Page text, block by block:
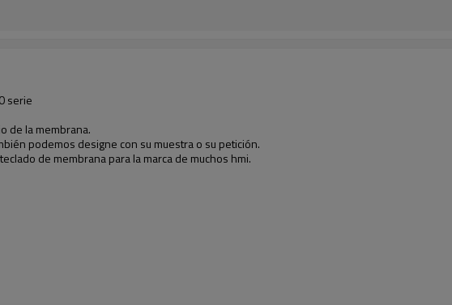
serie
de la membrana.
podemos designe con su muestra o su petición.
de membrana para la marca de muchos hmi.